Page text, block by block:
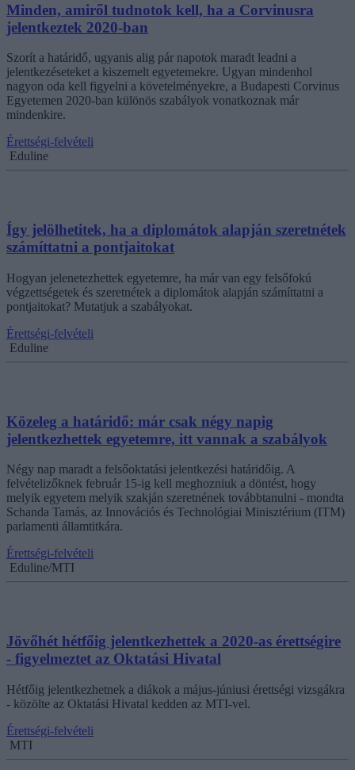
Minden, amiről tudnotok kell, ha a Corvinusra
jelentkeztek 2020-ban
Szorít a határidő, ugyanis alig pár napotok maradt leadni a
jelentkezéseteket a kiszemelt egyetemekre. Ugyan mindenhol
nagyon oda kell figyelni a követelményekre, a Budapesti Corvinus
Egyetemen 2020-ban különös szabályok vonatkoznak már
mindenkire.
Érettségi-felvételi
Eduline
Így jelölhetitek, ha a diplomátok alapján szeretnétek
számíttatni a pontjaitokat
Hogyan jelenetezhettek egyetemre, ha már van egy felsőfokú
végzettségetek és szeretnétek a diplomátok alapján számíttatni a
pontjaitokat? Mutatjuk a szabályokat.
Érettségi-felvételi
Eduline
Közeleg a határidő: már csak négy napig
jelentkezhettek egyetemre, itt vannak a szabályok
Négy nap maradt a felsőoktatási jelentkezési határidőig. A
felvételizőknek február 15-ig kell meghozniuk a döntést, hogy
melyik egyetem melyik szakján szeretnének továbbtanulni - mondta
Schanda Tamás, az Innovációs és Technológiai Minisztérium (ITM)
parlamenti államtitkára.
Érettségi-felvételi
Eduline/MTI
Jövőhét hétfőig jelentkezhettek a 2020-as érettségire
- figyelmeztet az Oktatási Hivatal
Hétfőig jelentkezhetnek a diákok a május-júniusi érettségi vizsgákra
- közölte az Oktatási Hivatal kedden az MTI-vel.
Érettségi-felvételi
MTI